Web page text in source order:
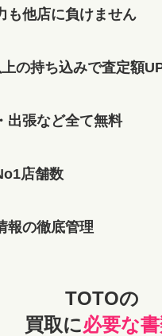
も他店に負けません
の持ち込みで査定額
出張など全て無料
店舗数
報の徹底管理
TOTOの
買取に必要な